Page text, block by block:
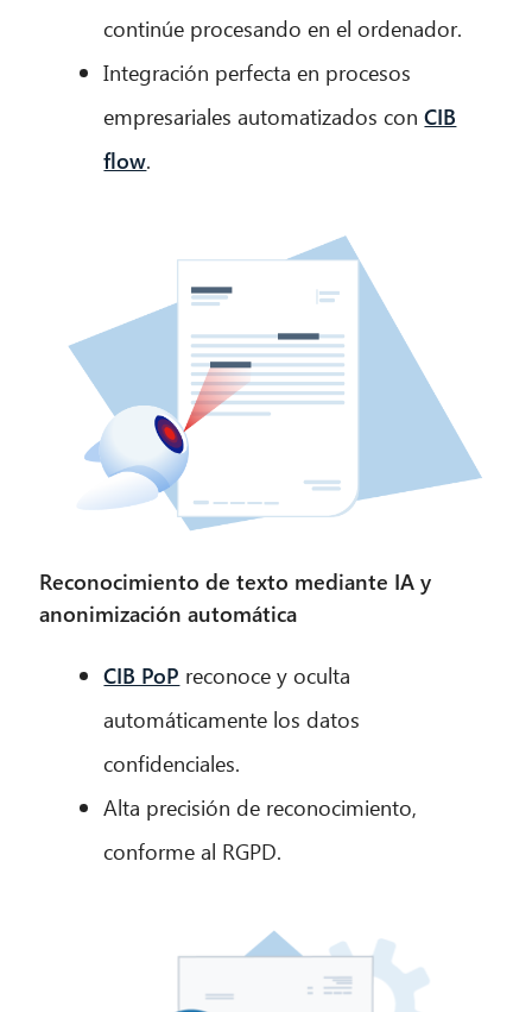
continúe procesando en el ordenador.
Integración perfecta en procesos
empresariales automatizados conCIB
flow.
Reconocimiento de texto mediante IA y
anonimización automática
CIB PoP reconoce y oculta
automáticamente los datos
confidenciales.
Alta precisión de reconocimiento,
conforme al RGPD.